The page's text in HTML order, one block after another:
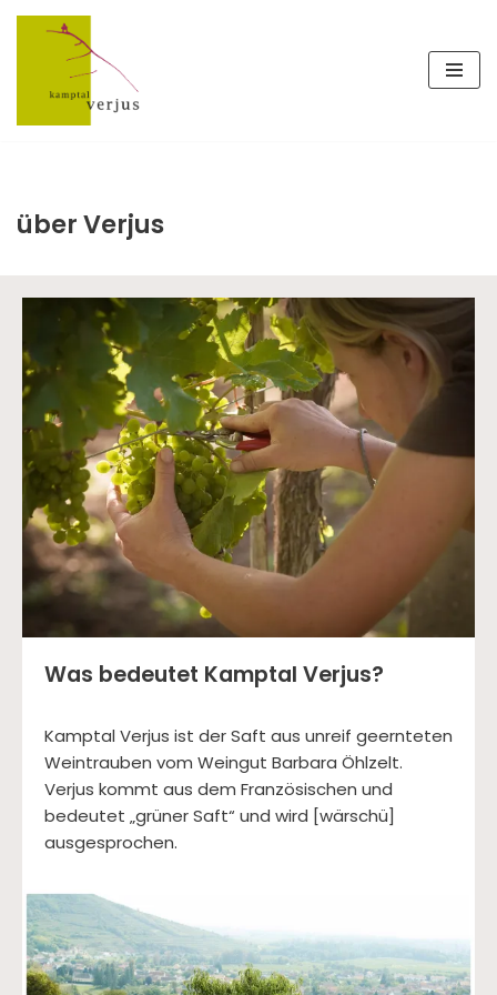
Inhalt
über Verjus
Was bedeutet Kamptal Verjus?
Kamptal Verjus ist der Saft aus unreif geernteten
Weintrauben vom Weingut Barbara Öhlzelt.
Verjus kommt aus dem Französischen und
bedeutet „grüner Saft“ und wird [wärschü]
ausgesprochen.